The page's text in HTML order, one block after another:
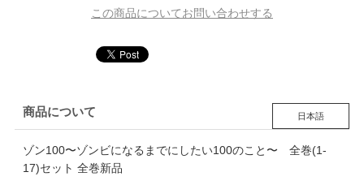
この商品についてお問い合わせする
商品について 日本語
ゾン100〜ゾンビになるまでにしたい100のこと〜 全巻(1-
17)セット 全巻新品